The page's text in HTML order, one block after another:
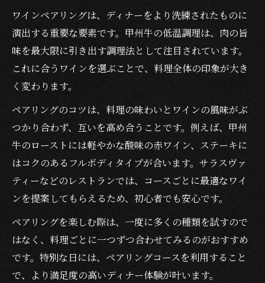
ワインペアリングは、ディナーをより洗練されたものに
演出する重要な要素です。甲州牛の低温調理は、肉の旨
味を最大限に引き出す調理法として注目されています。
これに合うワインを選ぶことで、料理全体の印象が大き
く変わります。
ペアリングのコツは、料理の味わいとワインの風味がぶ
つかり合わず、互いを高め合うことです。例えば、甲州
牛のローストには軽やかな酸味の赤ワイン、ステーキに
はコクのあるフルボディタイプが合います。サラスヴァ
ティーなどのレストランでは、コースごとに最適なワイ
ンを提案してもらえるため、初心者でも安心です。
ペアリングを楽しむ際は、一度に多くの種類を試すので
はなく、料理ごとに一つずつ合わせてみるのがおすすめ
です。特別な日には、ペアリングコースを利用すること
で、より満足度の高いディナー体験が叶います。